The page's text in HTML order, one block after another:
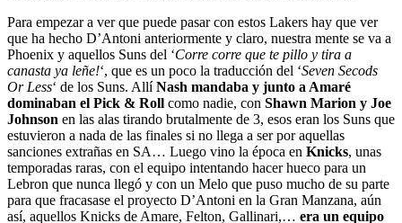
Para empezar a ver que puede pasar con estos Lakers hay que ver
que ha hecho D’Antoni anteriormente y claro, nuestra mente se va a
Phoenix y aquellos Suns del ‘Corre corre que te pillo y tira a
canasta ya leñe!‘, que es un poco la traducción del ‘Seven Secods
Or Less‘ de los Suns. AllíNash mandaba y junto a Amaré
dominaban el Pick & Roll como nadie, con Shawn Marion y Joe
Johnson en las alas tirando brutalmente de 3, esos eran los Suns que
estuvieron a nada de las finales si no llega a ser por aquellas
sanciones extrañas en SA… Luego vino la época en Knicks, unas
temporadas raras, con el equipo intentando hacer hueco para un
Lebron que nunca llegó y con un Melo que puso mucho de su parte
para que fracasase el proyecto D’Antoni en la Gran Manzana, aún
así, aquellos Knicks de Amare, Felton, Gallinari,… era un equipo